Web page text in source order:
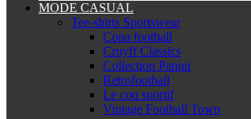
MODE CASUAL
Tee-shirts Sportswear
Copa football
Cruyff Classics
Collection Panini
Retrofootball
Le coq sportif
Vintage Football Town